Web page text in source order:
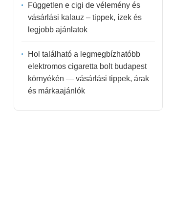
Független e cigi de vélemény és
vásárlási kalauz – tippek, ízek és
legjobb ajánlatok
Hol található a legmegbízhatóbb
elektromos cigaretta bolt budapest
környékén — vásárlási tippek, árak
és márkaajánlók